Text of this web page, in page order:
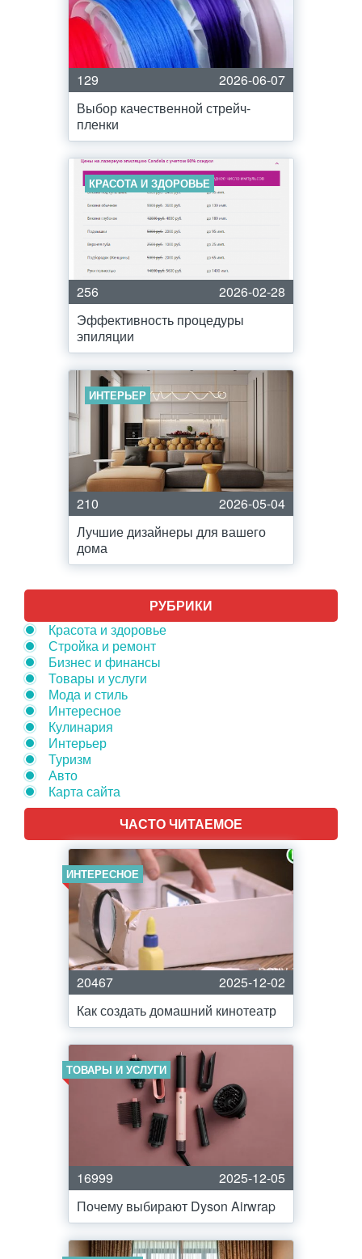
129
2026-06-07
Выбор качественной стрейч-
пленки
КРАСОТА И ЗДОРОВЬЕ
256
2026-02-28
Эффективность процедуры
эпиляции
ИНТЕРЬЕР
210
2026-05-04
Лучшие дизайнеры для вашего
дома
РУБРИКИ
Красота и здоровье
Стройка и ремонт
Бизнес и финансы
Товары и услуги
Мода и стиль
Интересное
Кулинария
Интерьер
Туризм
Авто
Карта сайта
ЧАСТО ЧИТАЕМОЕ
ИНТЕРЕСНОЕ
20467
2025-12-02
Как создать домашний кинотеатр
ТОВАРЫ И УСЛУГИ
16999
2025-12-05
Почему выбирают Dyson Airwrap